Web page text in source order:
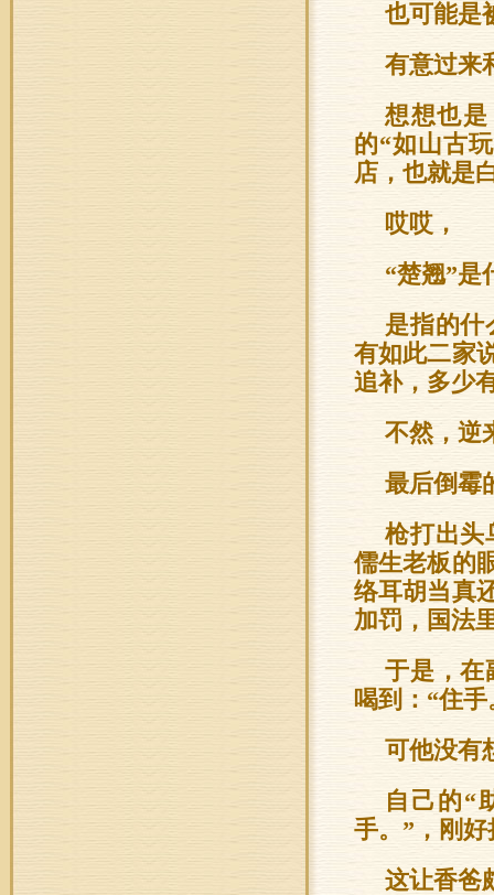
也可能是
有意过来
想想也
的“如山古
店，也就是
哎哎，
“楚翘”是
是指的什
有如此二家
追补，多少
不然，逆
最后倒霉
枪打出头
儒生老板的
络耳胡当真
加罚，国法
于是，在
喝到：“住手
可他没有
自己的“
手。”，刚
这让香爸